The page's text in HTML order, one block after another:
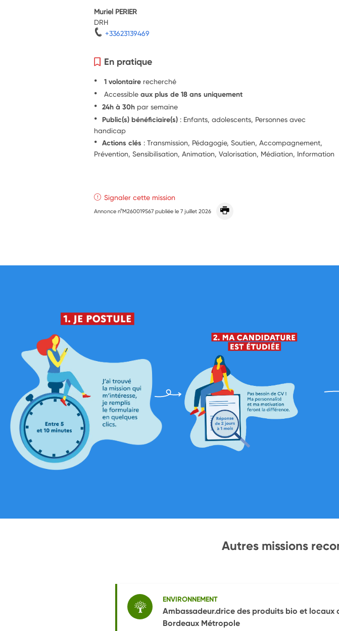
Muriel PERIER
DRH
+33623139469
En pratique
1 volontaire recherché
Accessibleaux plus de 18 ans uniquement
24h à 30h par semaine
Public(s) bénéficiaire(s) : Enfants, adolescents, Personnes avec
handicap
Actions clés : Transmission, Pédagogie, Soutien, Accompagnement,
Prévention, Sensibilisation, Animation, Valorisation, Médiation, Information
Signaler cette mission
Annonce n°M260019567 publiée le7 juillet 2026
Autres missions
ENVIRONNEMENT
Ambassadeur.drice des produits bio et
Bordeaux Métropole